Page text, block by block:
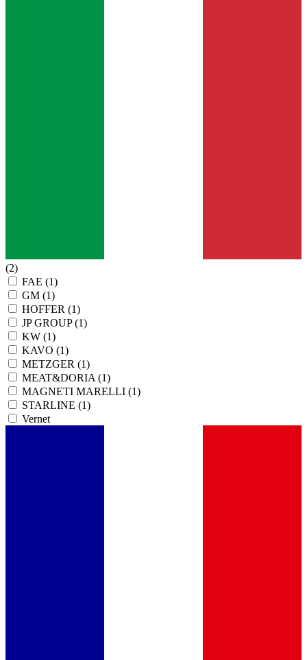
(2)
FAE (1)
GM (1)
HOFFER (1)
JP GROUP(1)
KW (1)
KAVO (1)
METZGER (1)
MEAT&DORIA (1)
MAGNETI MARELLI (1)
STARLINE (1)
Vernet